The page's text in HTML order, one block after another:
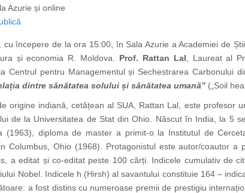
Azurie și online
cu începere de la ora 15:00, în Sala Azurie a Academiei de
și economia R. Moldova. Prof. Rattan Lal , Laureat al
Centrul pentru Managementul și Sechestrarea Carbonului
dintre sănătatea solului și sănătatea umană” („Soil
origine indiană, cetățean al SUA, Rattan Lal, este profesor
de la Universitatea de Stat din Ohio. Născut în India, la 5
(1963), diploma de master a primit-o la Institutul de
Columbus, Ohio (1968). Protagonistul este autor/coautor
a editat și co-editat peste 100 cărți. Indicele cumulativ de
Nobel. Indicele h (Hirsh) al savantului constituie 164 –
a fost distins cu numeroase premii de prestigiu